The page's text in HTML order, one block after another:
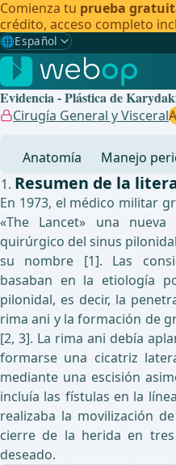
Comienza tu prueba
crédito, acceso completo
🌐Español
Gewählte Sprache: Español
🇩🇪 Alemán
🇬🇧Inglés
🇧🇷
Evidencia - Plástica de
Cirugía General y Visceral
Anatomía Manejo
Resumen de la
En 1973, el médico militar
«The Lancet» una
quirúrgico del sinus
su nombre [1]. Las
basaban en la etiología
pilonidal, es decir, la
rima ani y la formación de
[2, 3]. La rima ani debía
formarse una cicatriz
mediante una escisión
incluía las fístulas en la
realizaba la movilización
cierre de la herida en
deseado.